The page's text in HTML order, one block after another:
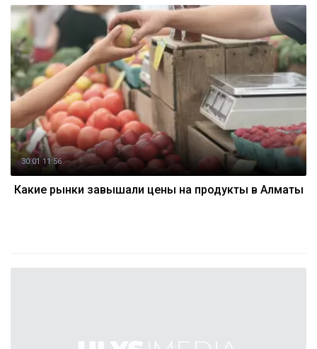
30.01 11:56
Какие рынки завышали цены на продукты в Алматы